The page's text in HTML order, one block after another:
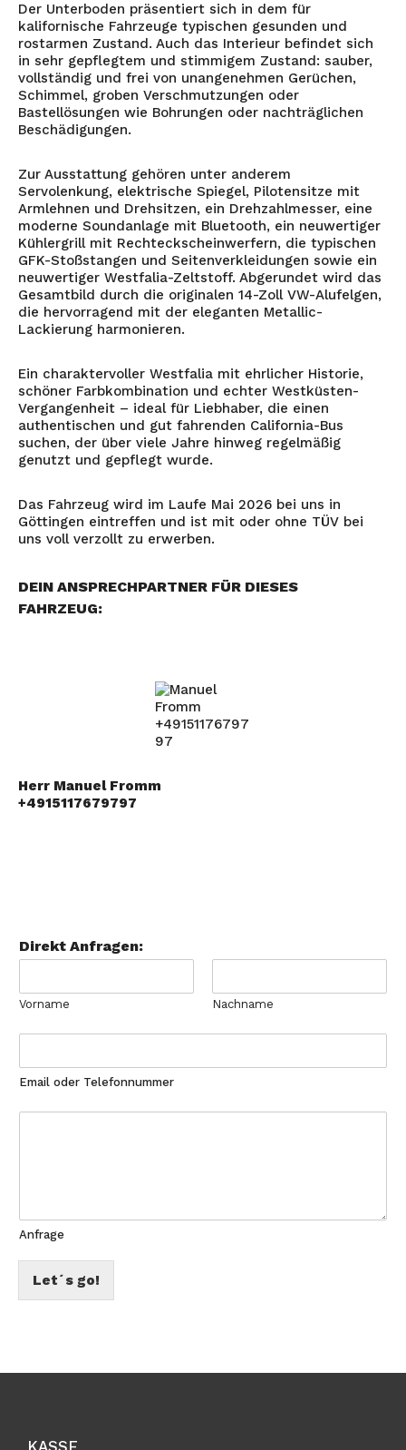
Der Unterboden präsentiert sich in dem für
kalifornische Fahrzeuge typischen gesunden und
rostarmen Zustand. Auch das Interieur befindet sich
in sehr gepflegtem und stimmigem Zustand: sauber,
vollständig und frei von unangenehmen Gerüchen,
Schimmel, groben Verschmutzungen oder
Bastellösungen wie Bohrungen oder nachträglichen
Beschädigungen.
Zur Ausstattung gehören unter anderem
Servolenkung, elektrische Spiegel, Pilotensitze mit
Armlehnen und Drehsitzen, ein Drehzahlmesser, eine
moderne Soundanlage mit Bluetooth, ein neuwertiger
Kühlergrill mit Rechteckscheinwerfern, die typischen
GFK-Stoßstangen und Seitenverkleidungen sowie ein
neuwertiger Westfalia-Zeltstoff. Abgerundet wird das
Gesamtbild durch die originalen 14-Zoll VW-Alufelgen,
die hervorragend mit der eleganten Metallic-
Lackierung harmonieren.
Ein charaktervoller Westfalia mit ehrlicher Historie,
schöner Farbkombination und echter Westküsten-
Vergangenheit – ideal für Liebhaber, die einen
authentischen und gut fahrenden California-Bus
suchen, der über viele Jahre hinweg regelmäßig
genutzt und gepflegt wurde.
Das Fahrzeug wird im Laufe Mai 2026 bei uns in
Göttingen eintreffen und ist mit oder ohne TÜV bei
uns voll verzollt zu erwerben.
DEIN ANSPRECHPARTNER FÜR DIESES
FAHRZEUG:
Herr Manuel Fromm
+4915117679797
Direkt Anfragen:
Vorname Nachname
Email oder Telefonnummer
Anfrage
Let´s go!
KASSE